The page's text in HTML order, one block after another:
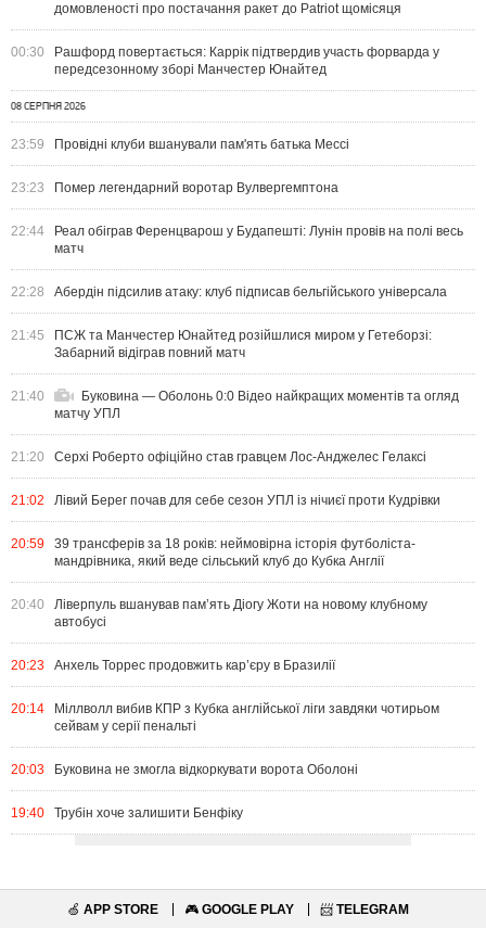
домовленості про постачання ракет до Patriot щомісяця
00:30
Рашфорд повертається: Каррік підтвердив участь форварда у
передсезонному зборі Манчестер Юнайтед
08 СЕРПНЯ 2026
23:59 Провідні клуби вшанували пам'ять батька Мессі
23:23 Помер легендарний воротар Вулвергемптона
22:44
Реал обіграв Ференцварош у Будапешті: Лунін провів на полі весь
матч
22:28 Абердін підсилив атаку: клуб підписав бельгійського універсала
21:45
ПСЖ та Манчестер Юнайтед розійшлися миром у Гетеборзі:
Забарний відіграв повний матч
21:40
Буковина — Оболонь 0:0 Відео найкращих моментів та огляд
матчу УПЛ
21:20 Серхі Роберто офіційно став гравцем Лос-Анджелес Гелаксі
21:02 Лівий Берег почав для себе сезон УПЛ із нічиєї проти Кудрівки
20:59
39 трансферів за 18 років: неймовірна історія футболіста-
мандрівника, який веде сільський клуб до Кубка Англії
20:40
Ліверпуль вшанував пам’ять Діогу Жоти на новому клубному
автобусі
20:23 Анхель Торрес продовжить кар’єру в Бразилії
20:14
Міллволл вибив КПР з Кубка англійської ліги завдяки чотирьом
сейвам у серії пенальті
20:03 Буковина не змогла відкоркувати ворота Оболоні
19:40 Трубін хоче залишити Бенфіку
🍏 APP STORE 🎮 GOOGLE PLAY 📨 TELEGRAM